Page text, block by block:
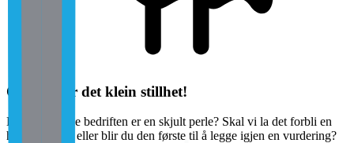
Oi, her var det klein stillhet!
Kanskje denne bedriften er en skjult perle? Skal vi la det forbli en
hemmelighet, eller blir du den første til å legge igjen en vurdering?